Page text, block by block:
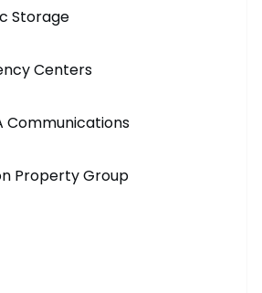
Storage
Centers
Communications
Property Group